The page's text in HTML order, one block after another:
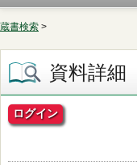
蔵書検索 >
資料詳細
ログイン